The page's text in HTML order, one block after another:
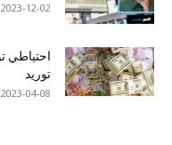
2023-12-02
توريد
2023-04-08